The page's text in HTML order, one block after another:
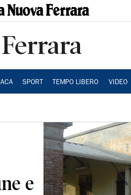
Ferrara
SPORT TEMPO LIBERO VIDEO
e